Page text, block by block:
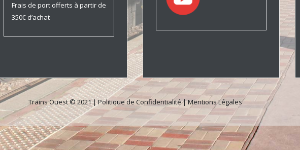
Frais de port offerts à partir de
350€ d’achat
Trains Ouest © 2021 |Politique de Confidentialité|Mentions Légales